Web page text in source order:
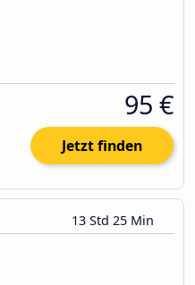
95 €
Jetzt finden
13 Std 25 Min